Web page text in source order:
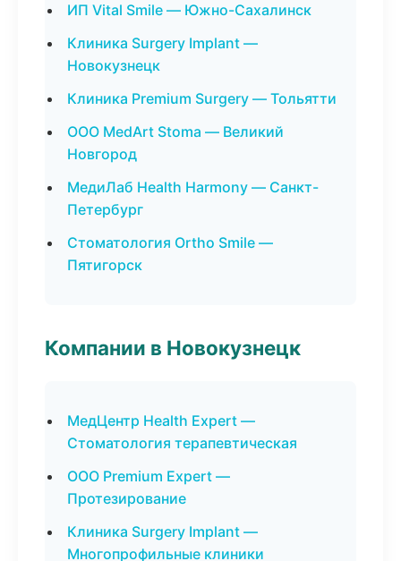
ИП Vital Smile — Южно-Сахалинск
Клиника Surgery Implant —
Новокузнецк
Клиника Premium Surgery — Тольятти
ООО MedArt Stoma — Великий
Новгород
МедиЛаб Health Harmony — Санкт-
Петербург
Стоматология Ortho Smile —
Пятигорск
Компании в Новокузнецк
МедЦентр Health Expert —
Стоматология терапевтическая
ООО Premium Expert —
Протезирование
Клиника Surgery Implant —
Многопрофильные клиники